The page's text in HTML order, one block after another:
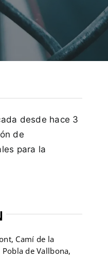
desde hace 3
de
para la
Camí de la
de Vallbona,